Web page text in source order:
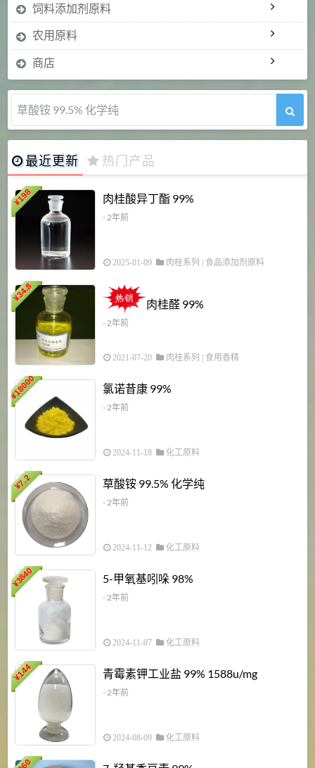
饲料添加剂原料
农用原料
商店
5-甲氧基吲哚 98%
最近更新 热门产品
¥
198 肉桂酸异丁酯 99%
- 2年前
2025-01-09 肉桂系列 食品添加剂原料
¥
34.8
肉桂醛 99%
- 2年前
2021-07-20 肉桂系列 食用香精
¥
18000 氯诺昔康 99%
- 2年前
2024-11-18 化工原料
¥
7.2 草酸铵 99.5% 化学纯
- 2年前
2024-11-12 化工原料
¥
3840 5-甲氧基吲哚 98%
- 2年前
2024-11-07 化工原料
¥
144 青霉素钾工业盐 99% 1588u/mg
- 2年前
2024-08-09 化工原料